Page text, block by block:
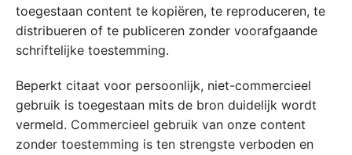
toegestaan content te kopiëren, te reproduceren, te
distribueren of te publiceren zonder voorafgaande
schriftelijke toestemming.
Beperkt citaat voor persoonlijk, niet-commercieel
gebruik is toegestaan mits de bron duidelijk wordt
vermeld. Commercieel gebruik van onze content
zonder toestemming is ten strengste verboden en